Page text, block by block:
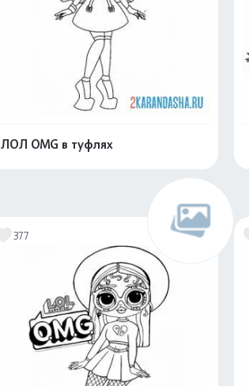
ЛОЛ OMG в туфлях
377